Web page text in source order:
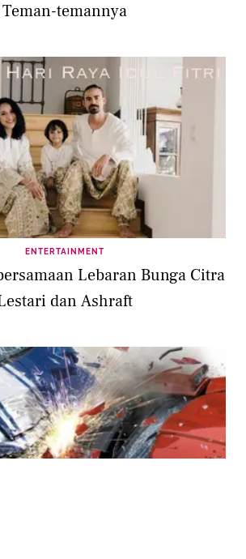
Teman-temannya
ENTERTAINMENT
Lebaran Bunga Citra
dan Ashraft